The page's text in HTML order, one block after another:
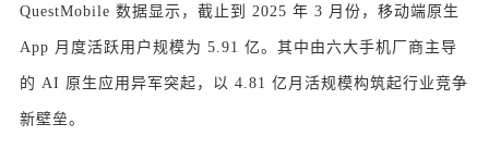
QuestMobile 数据显示，截止到 2025 年 3 月份，移动端原生
App 月度活跃用户规模为 5.91 亿。其中由六大手机厂商主导
的 AI 原生应用异军突起，以 4.81 亿月活规模构筑起行业竞争
新壁垒。